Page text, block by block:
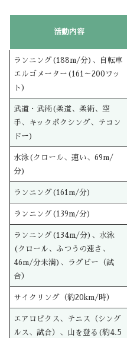
活動内容
ランニング(188m/分)、自転車
エルゴメーター(161～200ワッ
ト)
武道・武術(柔道、柔術、空
手、キックボクシング、テコン
ドー)
水泳(クロール、速い、69m/
分)
ランニング(161m/分)
ランニング(139m/分)
ランニング(134m/分)、水泳
(クロール、ふつうの速さ、
46m/分未満)、ラグビー（試
合）
サイクリング（約20km/時）
エアロビクス、テニス（シング
ルス、試合）、山を登る(約4.5